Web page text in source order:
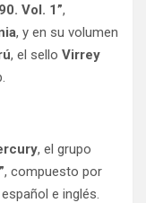
Vol. 1”,
, y en su volumen
, el sello Virrey
, el grupo
, compuesto por
e inglés.